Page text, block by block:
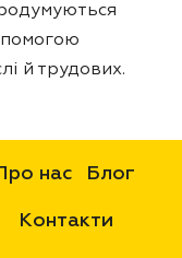
й трудових.
нас Блог
Контакти